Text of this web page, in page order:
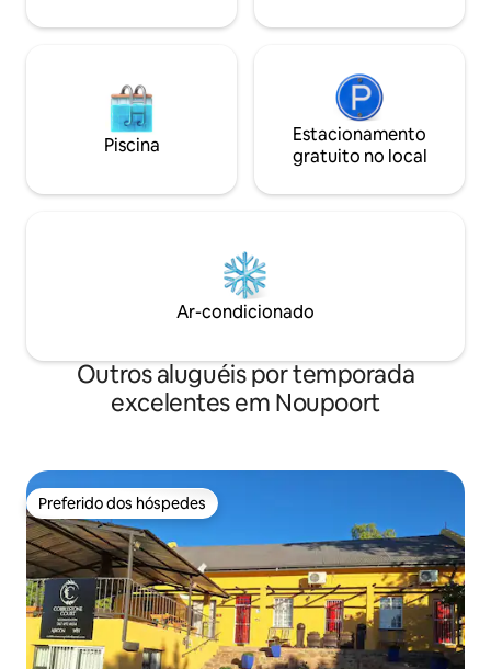
Piscina
Estacionamento
gratuito no local
Ar-condicionado
Outros aluguéis por temporada
excelentes em Noupoort
Preferido dos hóspedes
Preferido dos hóspedes